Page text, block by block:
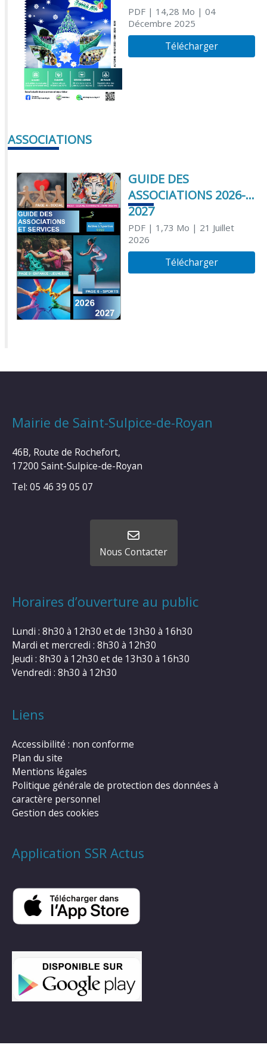
PDF| 14,28 Mo | 04
Décembre 2025
Télécharger
ASSOCIATIONS
GUIDE DES
ASSOCIATIONS 2026-
2027
PDF| 1,73 Mo | 21 Juillet
2026
Télécharger
Mairie de Saint-Sulpice-de-Royan
46B, Route de Rochefort,
17200 Saint-Sulpice-de-Royan
Tel: 05 46 39 05 07
Nous Contacter
Horaires d’ouverture au public
Lundi : 8h30 à 12h30 et de 13h30 à 16h30
Mardi et mercredi : 8h30 à 12h30
Jeudi : 8h30 à 12h30 et de 13h30 à 16h30
Vendredi : 8h30 à 12h30
Liens
Accessibilité : non conforme
Plan du site
Mentions légales
Politique générale de protection des données à
caractère personnel
Gestion des cookies
Application SSR Actus